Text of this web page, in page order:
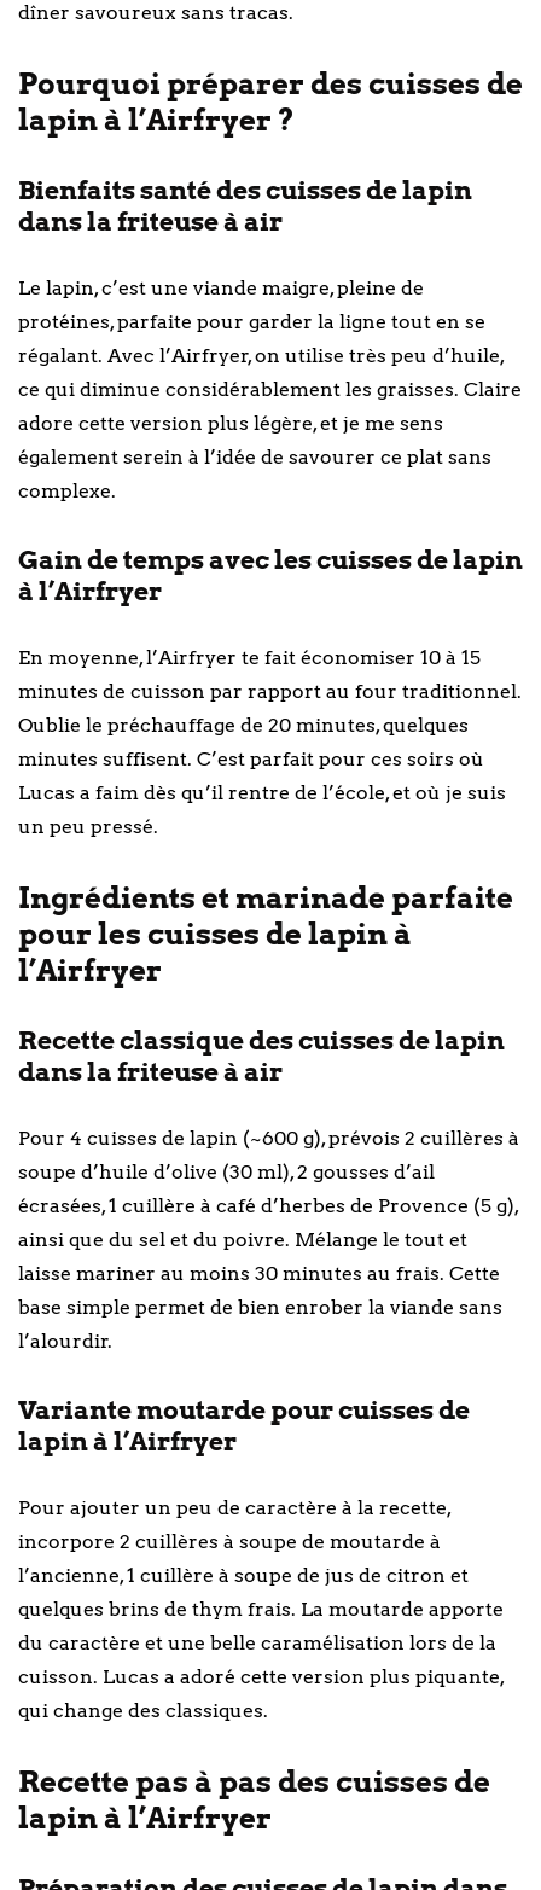
dîner savoureux sans tracas.
Pourquoi préparer des cuisses de
lapin à l’Airfryer ?
Bienfaits santé des cuisses de lapin
dans la friteuse à air
Le lapin, c’est une viande maigre, pleine de
protéines, parfaite pour garder la ligne tout en se
régalant. Avec l’Airfryer, on utilise très peu d’huile,
ce qui diminue considérablement les graisses. Claire
adore cette version plus légère, et je me sens
également serein à l’idée de savourer ce plat sans
complexe.
Gain de temps avec les cuisses de lapin
à l’Airfryer
En moyenne, l’Airfryer te fait économiser 10 à 15
minutes de cuisson par rapport au four traditionnel.
Oublie le préchauffage de 20 minutes, quelques
minutes suffisent. C’est parfait pour ces soirs où
Lucas a faim dès qu’il rentre de l’école, et où je suis
un peu pressé.
Ingrédients et marinade parfaite
pour les cuisses de lapin à
l’Airfryer
Recette classique des cuisses de lapin
dans la friteuse à air
Pour 4 cuisses de lapin (~600 g), prévois 2 cuillères à
soupe d’huile d’olive (30 ml), 2 gousses d’ail
écrasées, 1 cuillère à café d’herbes de Provence (5 g),
ainsi que du sel et du poivre. Mélange le tout et
laisse mariner au moins 30 minutes au frais. Cette
base simple permet de bien enrober la viande sans
l’alourdir.
Variante moutarde pour cuisses de
lapin à l’Airfryer
Pour ajouter un peu de caractère à la recette,
incorpore 2 cuillères à soupe de moutarde à
l’ancienne, 1 cuillère à soupe de jus de citron et
quelques brins de thym frais. La moutarde apporte
du caractère et une belle caramélisation lors de la
cuisson. Lucas a adoré cette version plus piquante,
qui change des classiques.
Recette pas à pas des cuisses de
lapin à l’Airfryer